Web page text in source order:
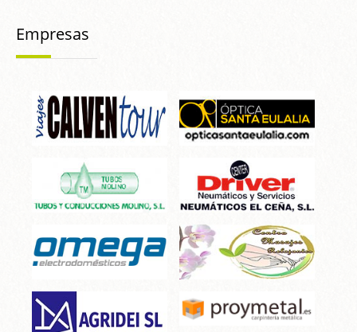
Empresas